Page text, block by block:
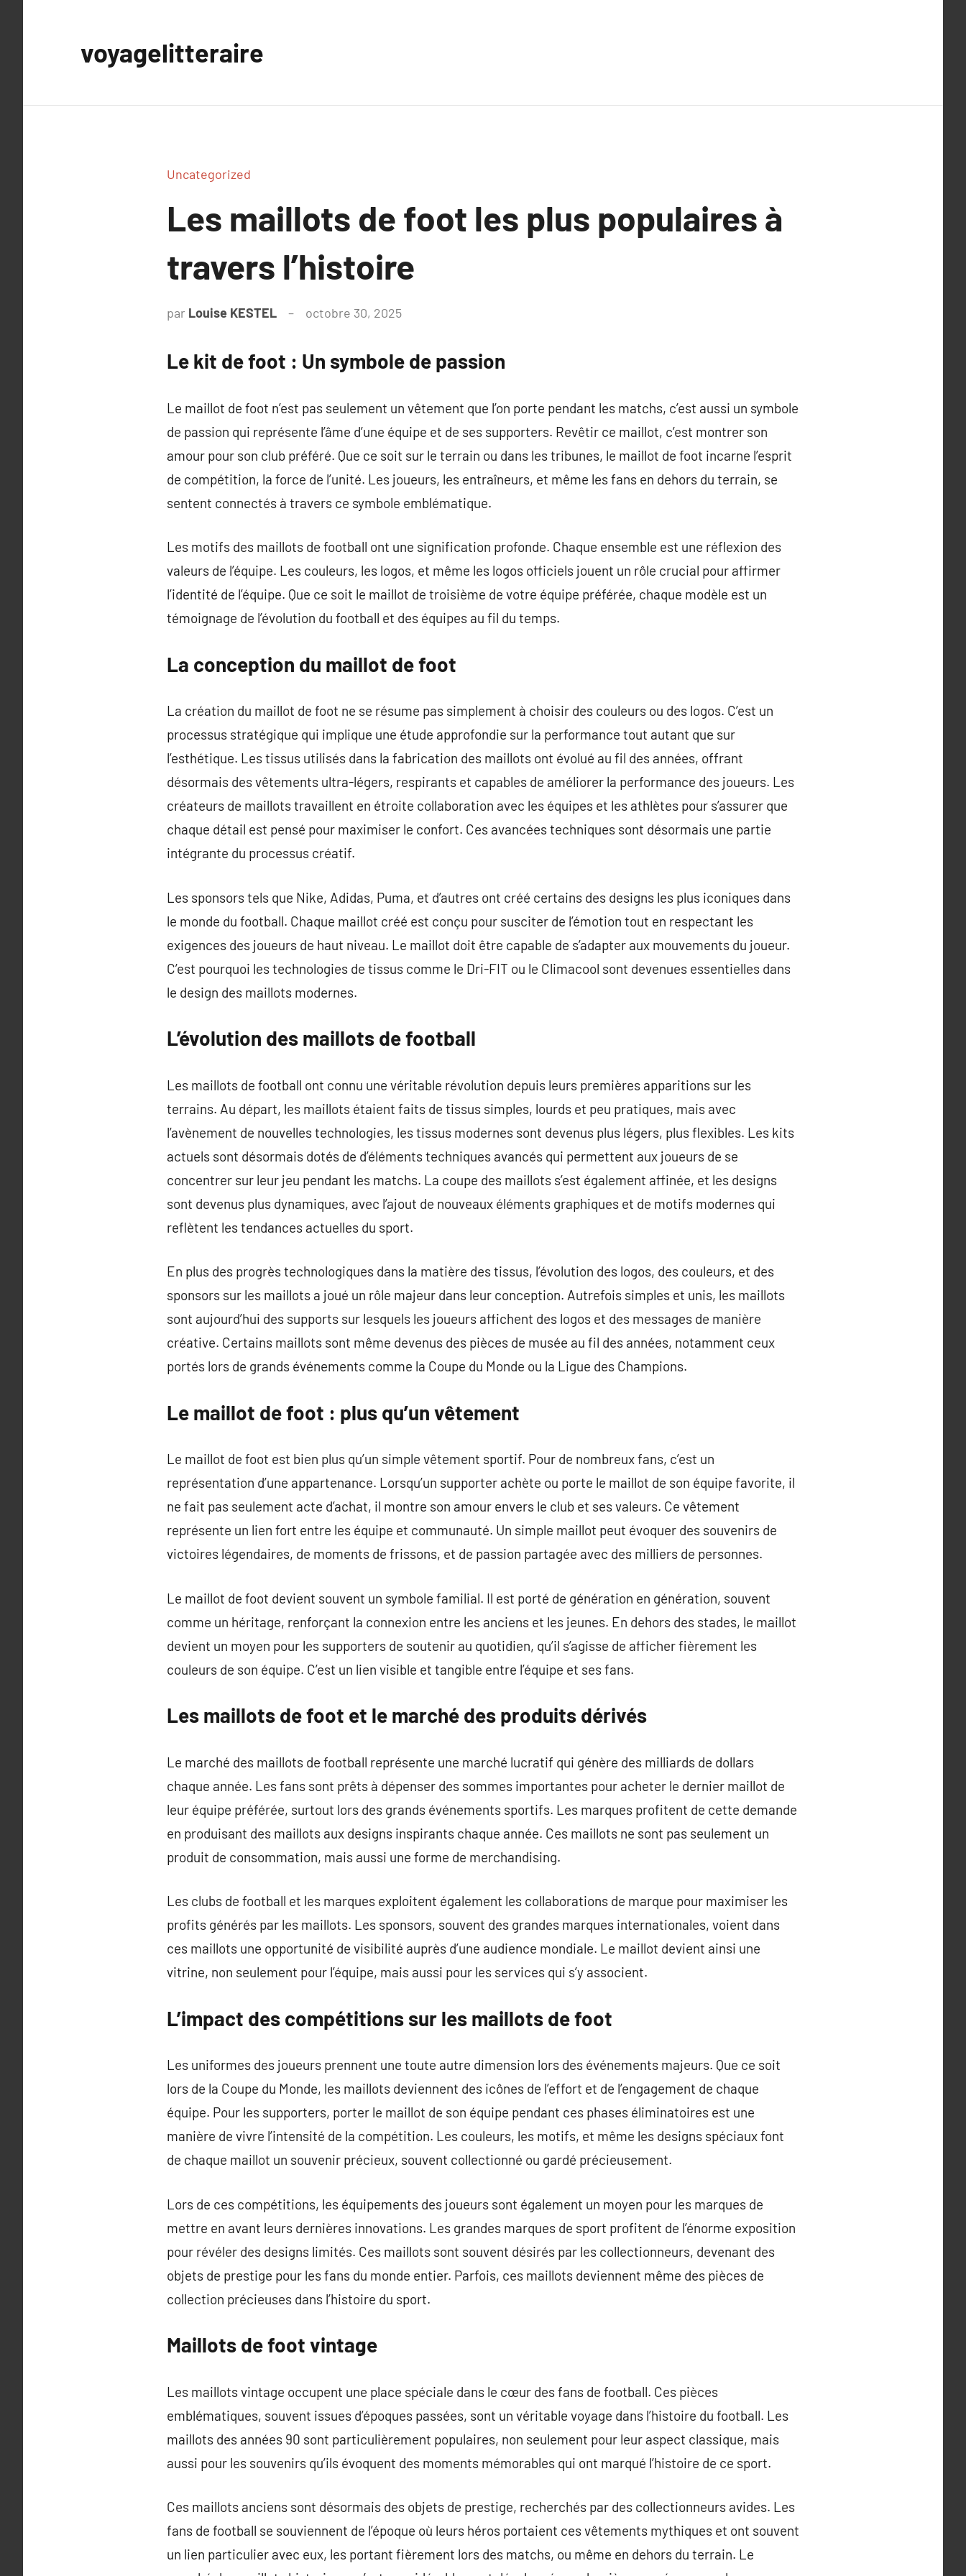
voyagelitteraire
Uncategorized
Les maillots de foot les plus populaires à
travers l’histoire
par Louise KESTEL octobre 30, 2025
Le kit de foot : Un symbole de passion
Le maillot de foot n’est pas seulement un vêtement que l’on porte pendant les matchs, c’est aussi un symbole
de passion qui représente l’âme d’une équipe et de ses supporters. Revêtir ce maillot, c’est montrer son
amour pour son club préféré. Que ce soit sur le terrain ou dans les tribunes, le maillot de foot incarne l’esprit
de compétition, la force de l’unité. Les joueurs, les entraîneurs, et même les fans en dehors du terrain, se
sentent connectés à travers ce symbole emblématique.
Les motifs des maillots de football ont une signification profonde. Chaque ensemble est une réflexion des
valeurs de l’équipe. Les couleurs, les logos, et même les logos officiels jouent un rôle crucial pour affirmer
l’identité de l’équipe. Que ce soit le maillot de troisième de votre équipe préférée, chaque modèle est un
témoignage de l’évolution du football et des équipes au fil du temps.
La conception du maillot de foot
La création du maillot de foot ne se résume pas simplement à choisir des couleurs ou des logos. C’est un
processus stratégique qui implique une étude approfondie sur la performance tout autant que sur
l’esthétique. Les tissus utilisés dans la fabrication des maillots ont évolué au fil des années, offrant
désormais des vêtements ultra-légers, respirants et capables de améliorer la performance des joueurs. Les
créateurs de maillots travaillent en étroite collaboration avec les équipes et les athlètes pour s’assurer que
chaque détail est pensé pour maximiser le confort. Ces avancées techniques sont désormais une partie
intégrante du processus créatif.
Les sponsors tels que Nike, Adidas, Puma, et d’autres ont créé certains des designs les plus iconiques dans
le monde du football. Chaque maillot créé est conçu pour susciter de l’émotion tout en respectant les
exigences des joueurs de haut niveau. Le maillot doit être capable de s’adapter aux mouvements du joueur.
C’est pourquoi les technologies de tissus comme le Dri-FIT ou le Climacool sont devenues essentielles dans
le design des maillots modernes.
L’évolution des maillots de football
Les maillots de football ont connu une véritable révolution depuis leurs premières apparitions sur les
terrains. Au départ, les maillots étaient faits de tissus simples, lourds et peu pratiques, mais avec
l’avènement de nouvelles technologies, les tissus modernes sont devenus plus légers, plus flexibles. Les kits
actuels sont désormais dotés de d’éléments techniques avancés qui permettent aux joueurs de se
concentrer sur leur jeu pendant les matchs. La coupe des maillots s’est également affinée, et les designs
sont devenus plus dynamiques, avec l’ajout de nouveaux éléments graphiques et de motifs modernes qui
reflètent les tendances actuelles du sport.
En plus des progrès technologiques dans la matière des tissus, l’évolution des logos, des couleurs, et des
sponsors sur les maillots a joué un rôle majeur dans leur conception. Autrefois simples et unis, les maillots
sont aujourd’hui des supports sur lesquels les joueurs affichent des logos et des messages de manière
créative. Certains maillots sont même devenus des pièces de musée au fil des années, notamment ceux
portés lors de grands événements comme la Coupe du Monde ou la Ligue des Champions.
Le maillot de foot : plus qu’un vêtement
Le maillot de foot est bien plus qu’un simple vêtement sportif. Pour de nombreux fans, c’est un
représentation d’une appartenance. Lorsqu’un supporter achète ou porte le maillot de son équipe favorite, il
ne fait pas seulement acte d’achat, il montre son amour envers le club et ses valeurs. Ce vêtement
représente un lien fort entre les équipe et communauté. Un simple maillot peut évoquer des souvenirs de
victoires légendaires, de moments de frissons, et de passion partagée avec des milliers de personnes.
Le maillot de foot devient souvent un symbole familial. Il est porté de génération en génération, souvent
comme un héritage, renforçant la connexion entre les anciens et les jeunes. En dehors des stades, le maillot
devient un moyen pour les supporters de soutenir au quotidien, qu’il s’agisse de afficher fièrement les
couleurs de son équipe. C’est un lien visible et tangible entre l’équipe et ses fans.
Les maillots de foot et le marché des produits dérivés
Le marché des maillots de football représente une marché lucratif qui génère des milliards de dollars
chaque année. Les fans sont prêts à dépenser des sommes importantes pour acheter le dernier maillot de
leur équipe préférée, surtout lors des grands événements sportifs. Les marques profitent de cette demande
en produisant des maillots aux designs inspirants chaque année. Ces maillots ne sont pas seulement un
produit de consommation, mais aussi une forme de merchandising.
Les clubs de football et les marques exploitent également les collaborations de marque pour maximiser les
profits générés par les maillots. Les sponsors, souvent des grandes marques internationales, voient dans
ces maillots une opportunité de visibilité auprès d’une audience mondiale. Le maillot devient ainsi une
vitrine, non seulement pour l’équipe, mais aussi pour les services qui s’y associent.
L’impact des compétitions sur les maillots de foot
Les uniformes des joueurs prennent une toute autre dimension lors des événements majeurs. Que ce soit
lors de la Coupe du Monde, les maillots deviennent des icônes de l’effort et de l’engagement de chaque
équipe. Pour les supporters, porter le maillot de son équipe pendant ces phases éliminatoires est une
manière de vivre l’intensité de la compétition. Les couleurs, les motifs, et même les designs spéciaux font
de chaque maillot un souvenir précieux, souvent collectionné ou gardé précieusement.
Lors de ces compétitions, les équipements des joueurs sont également un moyen pour les marques de
mettre en avant leurs dernières innovations. Les grandes marques de sport profitent de l’énorme exposition
pour révéler des designs limités. Ces maillots sont souvent désirés par les collectionneurs, devenant des
objets de prestige pour les fans du monde entier. Parfois, ces maillots deviennent même des pièces de
collection précieuses dans l’histoire du sport.
Maillots de foot vintage
Les maillots vintage occupent une place spéciale dans le cœur des fans de football. Ces pièces
emblématiques, souvent issues d’époques passées, sont un véritable voyage dans l’histoire du football. Les
maillots des années 90 sont particulièrement populaires, non seulement pour leur aspect classique, mais
aussi pour les souvenirs qu’ils évoquent des moments mémorables qui ont marqué l’histoire de ce sport.
Ces maillots anciens sont désormais des objets de prestige, recherchés par des collectionneurs avides. Les
fans de football se souviennent de l’époque où leurs héros portaient ces vêtements mythiques et ont souvent
un lien particulier avec eux, les portant fièrement lors des matchs, ou même en dehors du terrain. Le